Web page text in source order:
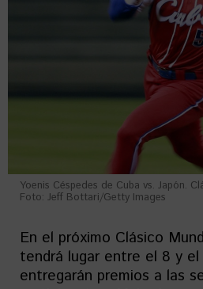
Yoenis Céspedes de Cuba vs. Japón.
Foto: Jeff Bottari/Getty Images
En el próximo Clásico
tendrá lugar entre el 8 y
entregarán premios a las